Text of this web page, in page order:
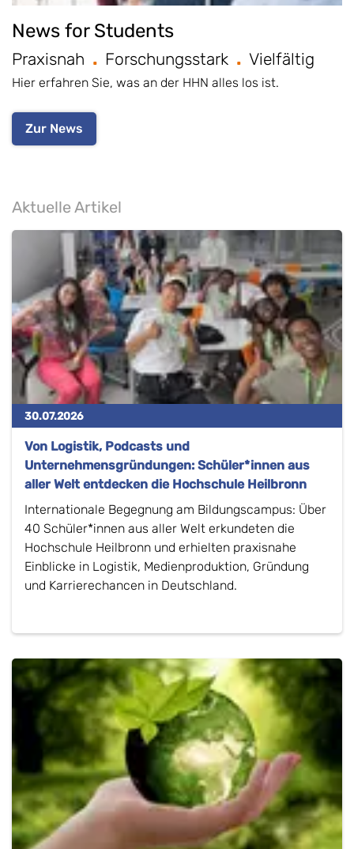
News for Students
Praxisnah Forschungsstark Vielfältig
Hier erfahren Sie, was an der HHN alles los ist.
Zur News
Aktuelle Artikel
30.07.2026
Von Logistik, Podcasts und
Unternehmensgründungen: Schüler*innen aus
aller Welt entdecken die Hochschule Heilbronn
Internationale Begegnung am Bildungscampus: Über
40 Schüler*innen aus aller Welt erkundeten die
Hochschule Heilbronn und erhielten praxisnahe
Einblicke in Logistik, Medienproduktion, Gründung
und Karrierechancen in Deutschland.